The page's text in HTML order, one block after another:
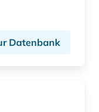
Datenbank